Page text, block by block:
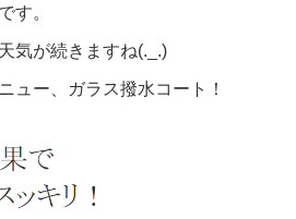
す。
気が続きますね(._.)
ュー、ガラス撥水コート！